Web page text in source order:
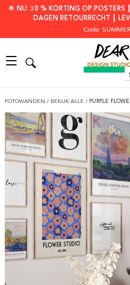
🌟 NU: 30 % KORTING OP POSTERS
DAGEN RETOURRECHT ┃
Code:
FOTOWANDEN / BEKIJK ALLE / PURPLE